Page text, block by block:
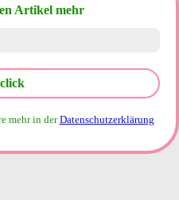
Artikel mehr
mehr in derDatenschutzerklärung